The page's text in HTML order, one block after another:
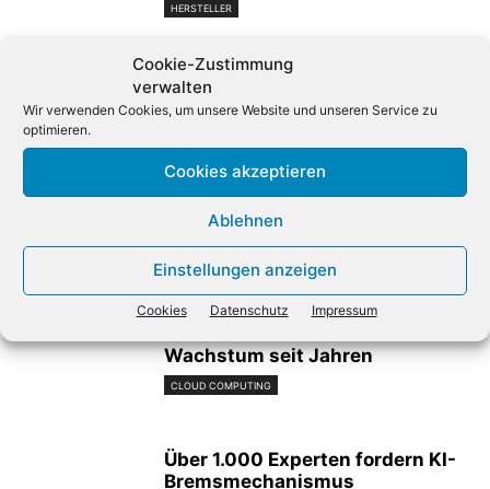
Cookie-Zustimmung
verwalten
Wir verwenden Cookies, um unsere Website und unseren Service zu
optimieren.
Cookies akzeptieren
Ablehnen
Einstellungen anzeigen
Cookies Datenschutz Impressum
HERSTELLER
Alibaba legt mit neuem KI-Modell
nach
um mehr als ein Fünftel
Wachstum seit Jahren
CLOUD COMPUTING
Über 1.000 Experten fordern KI-
Bremsmechanismus